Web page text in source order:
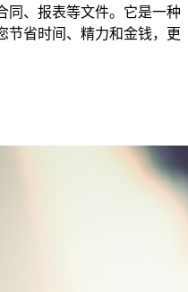
同、报表等文件。它是一种
节省时间、精力和金钱，更